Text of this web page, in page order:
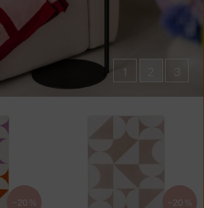
1
−20 % −20 %